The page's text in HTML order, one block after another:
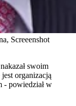
Screeenshot
swoim
organizacją
- powiedział w